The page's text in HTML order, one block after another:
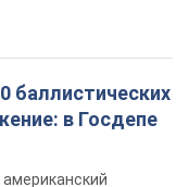
в городах
проходят
Фото и видео